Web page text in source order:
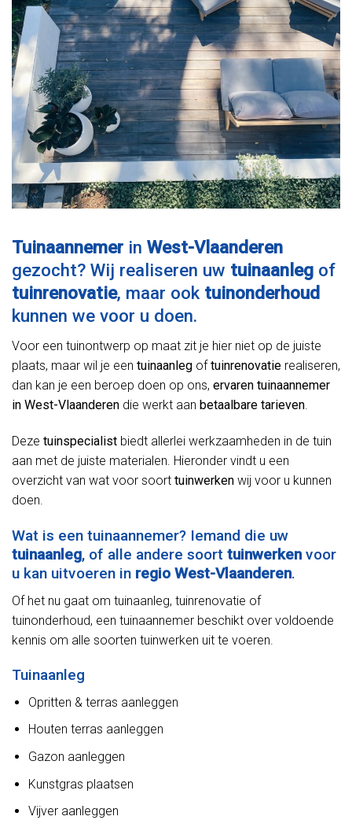
Tuinaannemer in West-Vlaanderen
gezocht? Wij realiseren uw tuinaanleg of
tuinrenovatie, maar ook tuinonderhoud
kunnen we voor u doen.
Voor een tuinontwerp op maat zit je hier niet op de juiste
plaats, maar wil je een tuinaanleg of tuinrenovatie realiseren,
dan kan je een beroep doen op ons, ervaren tuinaannemer
in West-Vlaanderen die werkt aan betaalbare tarieven.
Deze tuinspecialist biedt allerlei werkzaamheden in de tuin
aan met de juiste materialen. Hieronder vindt u een
overzicht van wat voor soort tuinwerken wij voor u kunnen
doen.
Wat is een tuinaannemer? Iemand die uw
tuinaanleg, of alle andere soort tuinwerken voor
u kan uitvoeren in regio West-Vlaanderen.
Of het nu gaat om tuinaanleg, tuinrenovatie of
tuinonderhoud, een tuinaannemer beschikt over voldoende
kennis om alle soorten tuinwerken uit te voeren.
Tuinaanleg
Opritten & terras aanleggen
Houten terras aanleggen
Gazon aanleggen
Kunstgras plaatsen
Vijver aanleggen